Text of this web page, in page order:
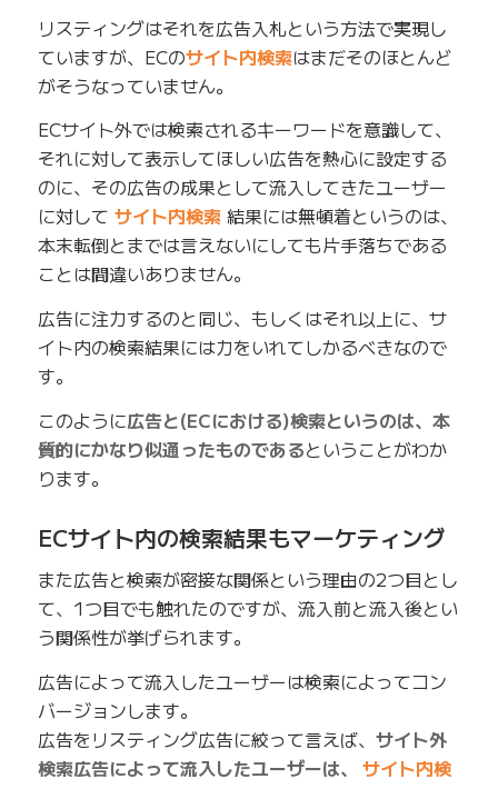
リスティングはそれを広告入札という方法で実現し
ていますが、ECのサイト内検索はまだそのほとんど
がそうなっていません。
ECサイト外では検索されるキーワードを意識して、
それに対して表示してほしい広告を熱心に設定する
のに、その広告の成果として流入してきたユーザー
に対して サイト内検索結果には無頓着というのは、
本末転倒とまでは言えないにしても片手落ちである
ことは間違いありません。
広告に注力するのと同じ、もしくはそれ以上に、サ
イト内の検索結果には力をいれてしかるべきなので
す。
このように広告と(ECにおける)検索というのは、本
質的にかなり似通ったものであるということがわか
ります。
ECサイト内の検索結果もマーケティング
また広告と検索が密接な関係という理由の2つ目とし
て、1つ目でも触れたのですが、流入前と流入後とい
う関係性が挙げられます。
広告によって流入したユーザーは検索によってコン
バージョンします。
広告をリスティング広告に絞って言えば、 サイト外
検索広告によって流入したユーザーは、 サイト内検